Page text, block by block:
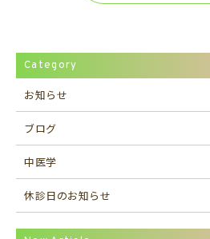
Category
お知らせ
ブログ
中医学
休診日のお知らせ